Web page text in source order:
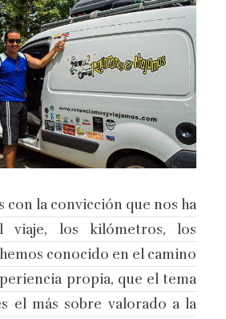
con la convicción que nos ha
viaje, los kilómetros, los
conocido en el camino
propia, que el tema
el más sobre valorado a la